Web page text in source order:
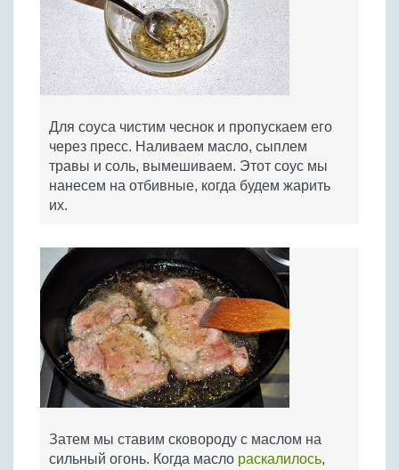
Для соуса чистим чеснок и пропускаем его
через пресс. Наливаем масло, сыплем
травы и соль, вымешиваем. Этот соус мы
нанесем на отбивные, когда будем жарить
их.
Затем мы ставим сковороду с маслом на
сильный огонь. Когда масло раскалилось,